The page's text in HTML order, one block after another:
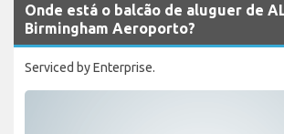
Onde está o balcão de aluguer de
Birmingham Aeroporto?
Serviced by Enterprise.